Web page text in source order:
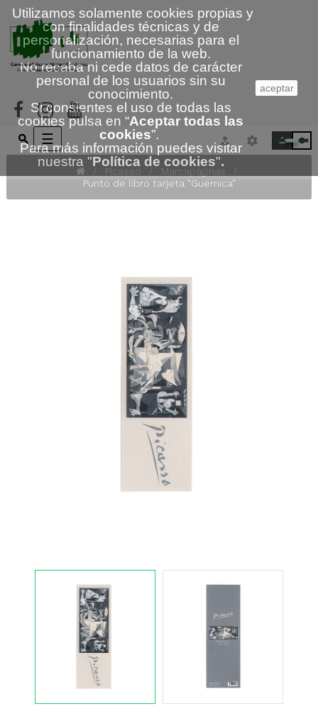
Navegación
de
palanca
☰ 0
Picasso
Marcapáginas
Punto de libro tarjeta "Guernica"
Utilizamos solamente cookies propias y
con finalidades técnicas y de
personalización, necesarias para el
funcionamiento de la web.
No recaba ni cede datos de carácter
personal de los usuarios sin su
conocimiento.
Si consientes el uso de todas las
cookies pulsa en “Aceptar todas las
cookies”.
Para más información puedes visitar
nuestra "Política de cookies".
aceptar